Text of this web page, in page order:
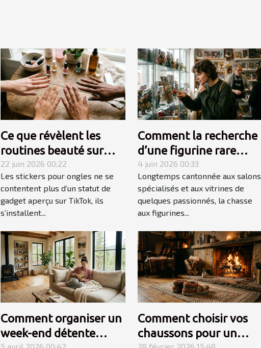
Ce que révèlent les
routines beauté sur
l'explosion des stickers
ongles
22 juin 2026 00:22
Les stickers pour ongles ne se
contentent plus d’un statut de
gadget aperçu sur TikTok, ils
s’installent...
Comment la recherche
d’une figurine rare
devient une quête
personnelle
4 juin 2026 00:33
Longtemps cantonnée aux salons
spécialisés et aux vitrines de
quelques passionnés, la chasse
aux figurines...
Comment organiser un
week-end détente
Comment choisir vos
chaussons pour un